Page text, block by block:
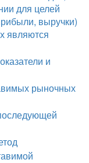
для целей
выручки)
являются
и
рыночных